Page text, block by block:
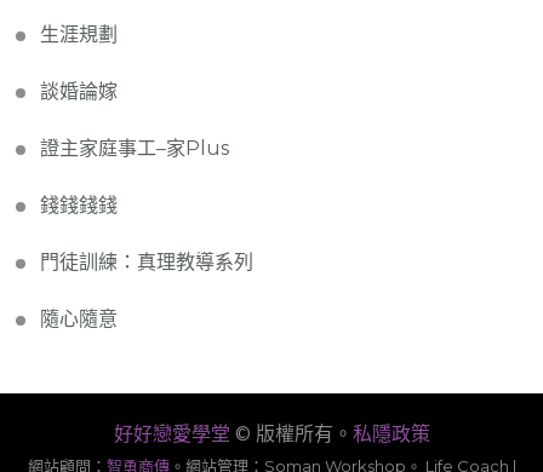
生涯規劃
談婚論嫁
證主家庭事工–家Plus
錢錢錢錢
門徒訓練：真理教導系列
隨心隨意
好好戀愛學堂 © 版權所有。 私隱政策
網站顧問： 智勇商傳。 網站管理：Soman Workshop。 Life Coach |